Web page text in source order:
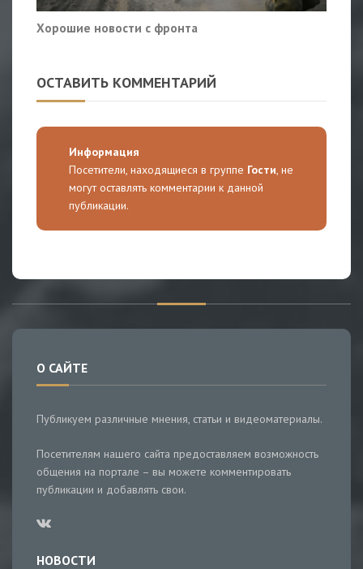
Хорошие новости с фронта
ОСТАВИТЬ КОММЕНТАРИЙ
Информация
Посетители, находящиеся в группе Гости, не
могут оставлять комментарии к данной
публикации.
О САЙТЕ
Публикуем различные мнения, статьи и видеоматериалы.
Посетителям нашего сайта предоставляем возможность
общения на портале – вы можете комментировать
публикации и добавлять свои.
НОВОСТИ